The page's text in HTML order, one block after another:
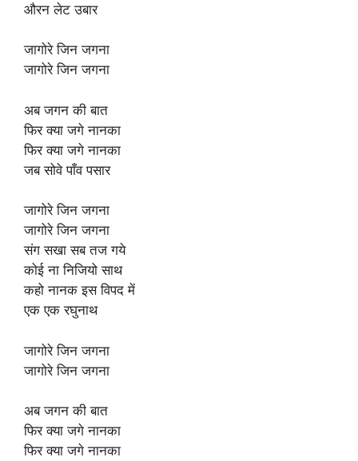
औरन लेट उबार
जागोरे जिन जगना
जागोरे जिन जगना
अब जगन की बात
फिर क्या जगे नानका
फिर क्या जगे नानका
जब सोवे पाँव पसार
जागोरे जिन जगना
जागोरे जिन जगना
संग सखा सब तज गये
कोई ना निजियो साथ
कहो नानक इस विपद में
एक एक रघुनाथ
जागोरे जिन जगना
जागोरे जिन जगना
अब जगन की बात
फिर क्या जगे नानका
फिर क्या जगे नानका